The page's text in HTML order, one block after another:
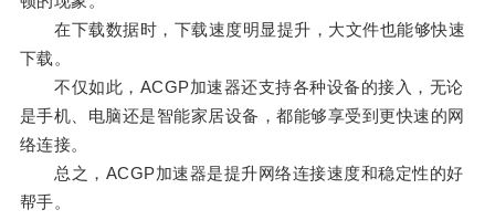
在下载数据时，下载速度明显提升，大文件也能够快速
下载。
不仅如此，ACGP加速器还支持各种设备的接入，无论
是手机、电脑还是智能家居设备，都能够享受到更快速的网
络连接。
总之，ACGP加速器是提升网络连接速度和稳定性的好
帮手。